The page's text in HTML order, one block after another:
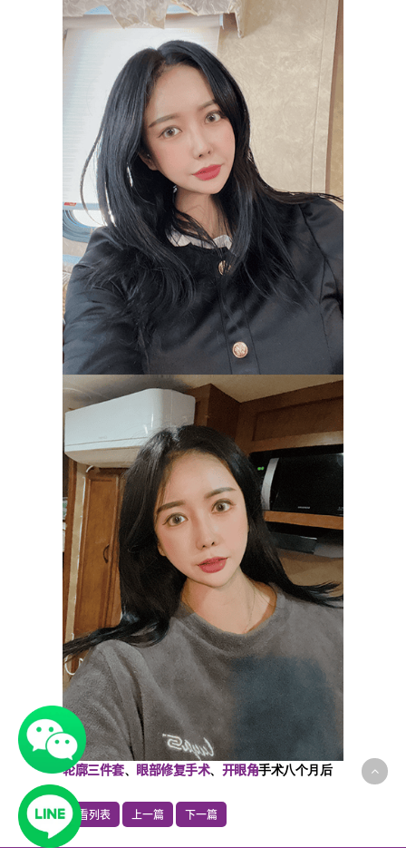
轮廓三件套、 眼部修复手术、 开眼角手术八个月后
查看列表 上一篇 下一篇